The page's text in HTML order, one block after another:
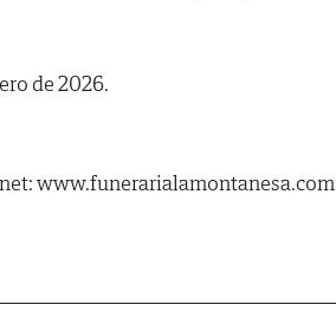
de 2026.
www.funerarialamontanesa.com